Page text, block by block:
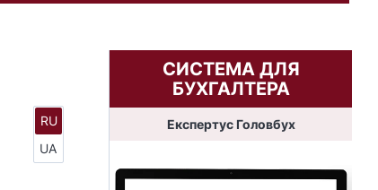
RU
UA
СИСТЕМА ДЛЯ
БУХГАЛТЕРА
Експертус Головбух